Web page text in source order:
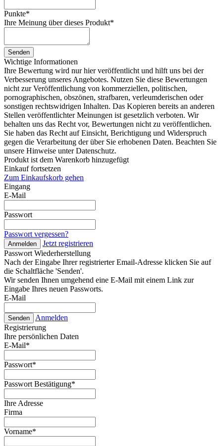
Punkte*
Ihre Meinung über dieses Produkt*
Senden
Wichtige Informationen
Ihre Bewertung wird nur hier veröffentlicht und hilft uns bei der
Verbesserung unseres Angebotes. Nutzen Sie diese Bewertungen
nicht zur Veröffentlichung von kommerziellen, politischen,
pornographischen, obszönen, strafbaren, verleumderischen oder
sonstigen rechtswidrigen Inhalten. Das Kopieren bereits an anderen
Stellen veröffentlichter Meinungen ist gesetzlich verboten. Wir
behalten uns das Recht vor, Bewertungen nicht zu veröffentlichen.
Sie haben das Recht auf Einsicht, Berichtigung und Widerspruch
gegen die Verarbeitung der über Sie erhobenen Daten. Beachten Sie
unsere Hinweise unter Datenschutz.
Produkt ist dem Warenkorb hinzugefügt
Einkauf fortsetzen
Zum Einkaufskorb gehen
Eingang
E-Mail
Passwort
Passwort vergessen?
Anmelden
Jetzt registrieren
Passwort Wiederherstellung
Nach der Eingabe Ihrer registrierter Email-Adresse klicken Sie auf
die Schaltfläche 'Senden'.
Wir senden Ihnen umgehend eine E-Mail mit einem Link zur
Eingabe Ihres neuen Passworts.
E-Mail
Senden
Anmelden
Registrierung
Ihre persönlichen Daten
E-Mail*
Passwort*
Passwort Bestätigung*
Ihre Adresse
Firma
Vorname*